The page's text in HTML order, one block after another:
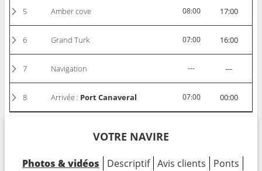
5 Amber cove 08:00 17:00
6 Grand Turk 07:00 16:00
7 Navigation --- ---
8 Arrivée : Port Canaveral 07:00 00:00
VOTRE NAVIRE
Photos & vidéos Descriptif Avis clients Ponts